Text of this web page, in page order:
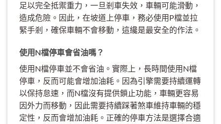
足以完全抵禦重力，一旦剎車失效，車輛可能滑動，
造成危險。因此，在坡道上停車，務必使用P檔並拉
緊手剎，確保車輛不會移動，這纔是最安全的作法。
使用N檔停車會省油嗎？
使用N檔停車並不會省油。實際上，長時間使用N檔
停車，反而可能會增加油耗。因為引擎需要持續運轉
以保持怠速，而N檔沒有提供鎖止功能，車輛更容易
因外力而移動，因此需要持續踩著煞車維持車輛的穩
定性，反而會增加油耗。正確的停車方法是選擇合適